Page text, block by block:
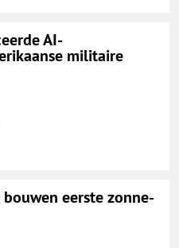
AI-
militaire
eerste zonne-